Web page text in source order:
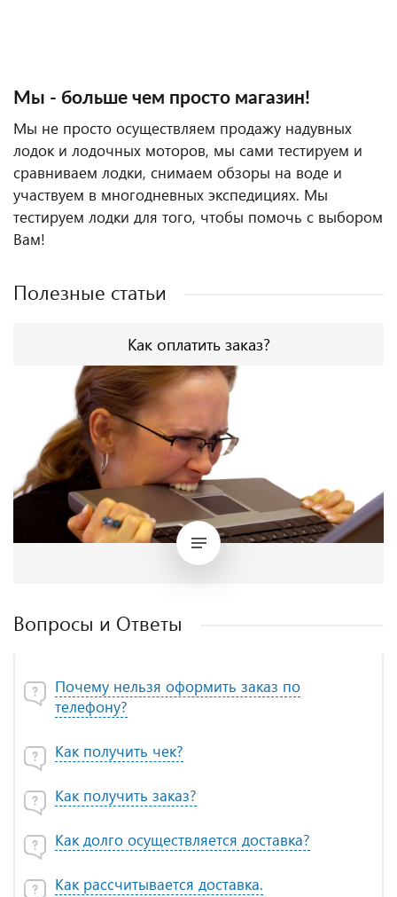
Мы - больше чем просто магазин!
Мы не просто осуществляем продажу надувных
лодок и лодочных моторов, мы сами тестируем и
сравниваем лодки, снимаем обзоры на воде и
участвуем в многодневных экспедициях. Мы
тестируем лодки для того, чтобы помочь с выбором
Вам!
Полезные статьи
Как оплатить заказ?
Вопросы и Ответы
Почему нельзя оформить заказ по
телефону?
Как получить чек?
Как получить заказ?
Как долго осуществляется доставка?
Как рассчитывается доставка.